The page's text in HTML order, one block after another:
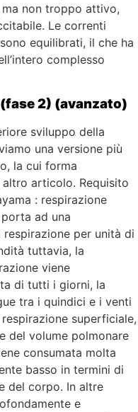
non troppo attivo,
Le correnti
equilibrati, il che ha
complesso
2) (avanzato)
sviluppo della
una versione più
la cui forma
articolo. Requisito
: respirazione
ad una
per unità di
tuttavia, la
viene
di tutti i giorni, la
tra i quindici e i venti
superficiale,
del volume polmonare
consumata molta
basso in termini di
del corpo. In altre
e